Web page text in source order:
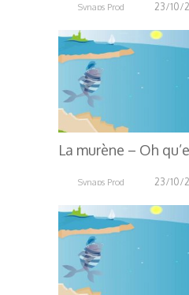
Synaps Prod 23/10/
Synaps Prod 23/10/